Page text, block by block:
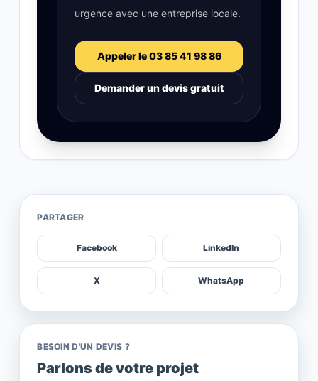
urgence avec une entreprise locale.
Appeler le 03 85 41 98 86
Demander un devis gratuit
PARTAGER
Facebook LinkedIn
X WhatsApp
BESOIN D'UN DEVIS ?
Parlons de votre projet